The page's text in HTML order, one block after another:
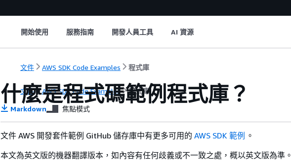
開始使用 服務指南 開發人員工具 AI 資源
文件 AWS SDK Code Examples 程式庫
文件 AWS SDK Code Examples 程式庫
什麼是程式碼範例程式庫？
Markdown 焦點模式
文件 AWS 開發套件範例 GitHub 儲存庫中有更多可用的 AWS SDK 範例 。
本文為英文版的機器翻譯版本，如內容有任何歧義或不一致之處，概以英文版為準。